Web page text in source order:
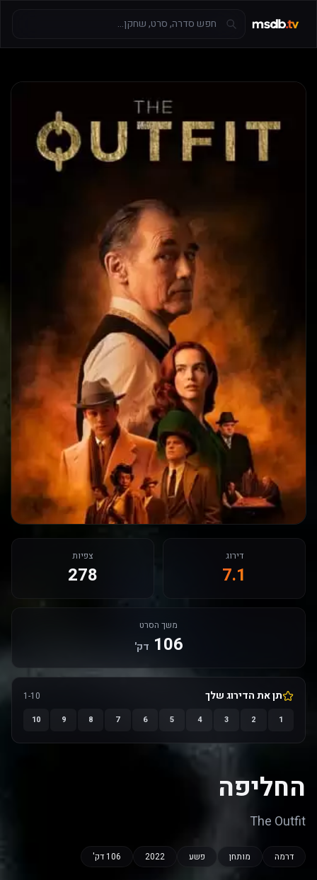
דירוג
7.1
צפיות
278
משך הסרט
106 דק'
תן את הדירוג שלך 1-10
1
2
3
4
5
6
7
8
9
10
החליפה
The Outfit
דרמה מותחן פשע 2022 106 דק'